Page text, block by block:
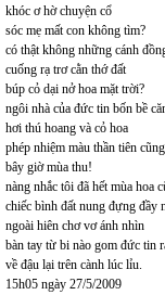
khóc ơ hờ chuyện cổ
sóc mẹ mất con không tìm?
có thật không những cánh
cuống rạ trơ cằn thớ đất
búp cỏ dại nở hoa mặt trời?
ngôi nhà của đức tin bốn bề
hơi thú hoang và cỏ hoa
phép nhiệm màu thần tiên
bây giờ mùa thu!
nàng nhắc tôi đã hết mùa hoa
chiếc bình đất nung đựng đầy
ngoài hiên chơ vơ ánh nhìn
bàn tay từ bi nào gom đức tin
về đậu lại trên cành lúc lỉu.
15h05 ngày 27/5/2009